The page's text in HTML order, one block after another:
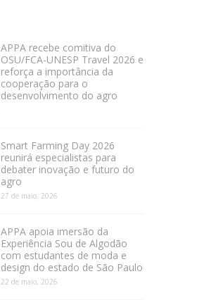
APPA recebe comitiva do
OSU/FCA-UNESP Travel 2026 e
reforça a importância da
cooperação para o
desenvolvimento do agro
Smart Farming Day 2026
reunirá especialistas para
debater inovação e futuro do
agro
27 de maio, 2026
APPA apoia imersão da
Experiência Sou de Algodão
com estudantes de moda e
design do estado de São Paulo
22 de maio, 2026